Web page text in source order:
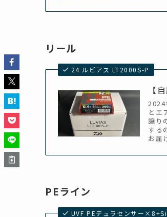
リール
24 ルビアス LT2000S-P
【
2024
とエ
譲り
する
お届
PEライン
UVF PEデュラセンサー